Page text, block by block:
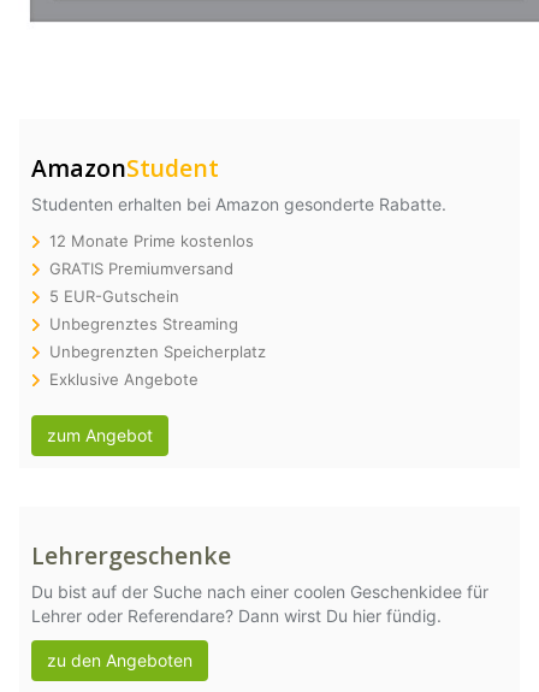
AmazonStudent
Studenten erhalten bei Amazon gesonderte Rabatte.
12 Monate Prime kostenlos
GRATIS Premiumversand
5 EUR-Gutschein
Unbegrenztes Streaming
Unbegrenzten Speicherplatz
Exklusive Angebote
zum Angebot
Lehrergeschenke
Du bist auf der Suche nach einer coolen Geschenkidee für
Lehrer oder Referendare? Dann wirst Du hier fündig.
zu den Angeboten